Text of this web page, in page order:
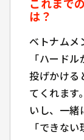
これまで
は？
ベトナム
「ハードル
投げかける
てくれます
いし、一
は？
ベトナムメ
「ハード
投げかける
てくれます
いし、一緒
「できな